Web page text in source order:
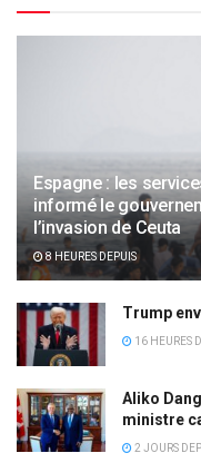
Espagne : les
informé le
l’invasion de Ceuta
8 HEURES DEPUIS
Trump
16 HEURES
Aliko
ministre
2 JOURS